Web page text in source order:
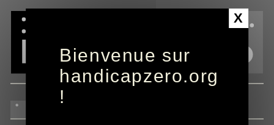
X
Bienvenue sur
handicapzero.org
!